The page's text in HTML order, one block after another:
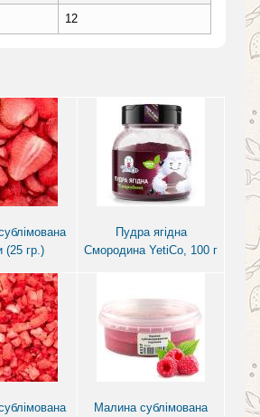
12
(25 гр.)
Пудра ягідна
Смородина YetiCo, 100 г
Малина сублімована